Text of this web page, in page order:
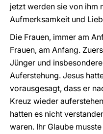
jetzt werden sie von ihm
Aufmerksamkeit und
Die Frauen, immer am
Frauen, am Anfang.
Jünger und
Auferstehung. Jesus
vorausgesagt, dass er
Kreuz wieder
hatten es nicht
waren. Ihr Glaube